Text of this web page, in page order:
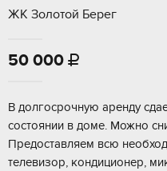
ЖК Золотой Берег
50 000 
В долгосрочную аренду
состоянии в доме. Можно
Предоставляем всю
телевизор, кондиционер,